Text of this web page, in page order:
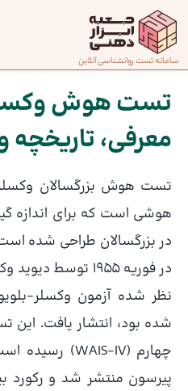
محتوا
سامانه تست روانشناسی آنلاین
صفحه
اصلی
درباره
تماس
با ما
دسته‌بندی
تست‌ها
تست هوش وکسلر
معرفی، تاریخچه
هوشی است که برای اندازه
در فوریه 1955
شده بود، انتشار یافت.
پیرسون منتشر شد و رکورد
پیمایش
نوشته